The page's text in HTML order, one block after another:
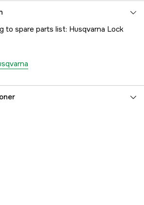
to spare parts list: Husqvarna Lock